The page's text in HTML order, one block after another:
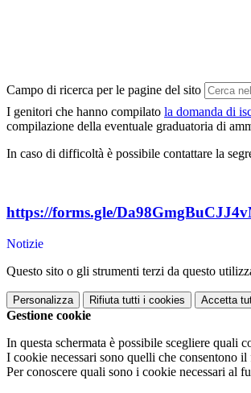
Campo di ricerca per le pagine del sito
I genitori che hanno compilato la domanda di
compilazione della eventuale graduatoria di
In caso di difficoltà è possibile contattare la
https://forms.gle/
Notizie
Questo sito o gli strumenti terzi da questo
Personalizza Rifiuta tutti i cookies Accetta
Gestione cookie
In questa schermata è possibile scegliere quali
I cookie necessari sono quelli che consentono
Per conoscere quali sono i cookie necessari al